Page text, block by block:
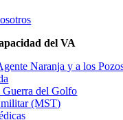
del VA
Naranja y a los
Guerra del Golfo
militar (MST)